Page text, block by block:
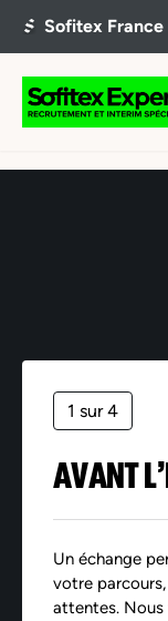
1 sur 4
AVANT
Un échange
votre
attentes. Nous